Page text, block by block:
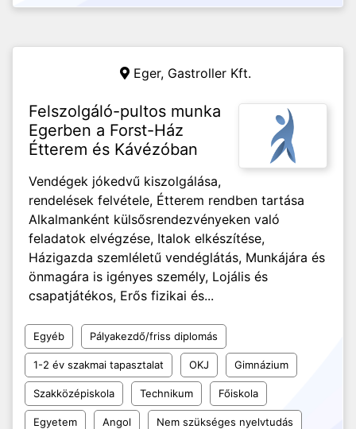
Eger, Gastroller Kft.
Felszolgáló-pultos munka
Egerben a Forst-Ház
Étterem és Kávézóban
Vendégek jókedvű kiszolgálása,
rendelések felvétele, Étterem rendben tartása
Alkalmanként külsősrendezvényeken való
feladatok elvégzése, Italok elkészítése,
Házigazda szemléletű vendéglátás, Munkájára és
önmagára is igényes személy, Lojális és
csapatjátékos, Erős fizikai és...
Egyéb Pályakezdő/friss diplomás
1-2 év szakmai tapasztalat OKJ Gimnázium
Szakközépiskola Technikum Főiskola
Egyetem Angol Nem szükséges nyelvtudás